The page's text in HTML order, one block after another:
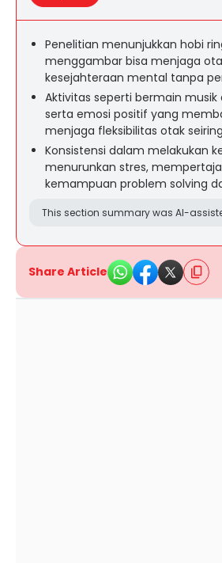
Penelitian menunjukkan hobi
menggambar bisa menjaga
kesejahteraan mental tanpa
Aktivitas seperti bermain
serta emosi positif yang
menjaga fleksibilitas otak
Konsistensi dalam melakukan
menurunkan stres,
kemampuan problem solving
This section summary was AI-
Share Article